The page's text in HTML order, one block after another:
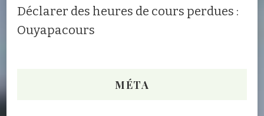
Déclarer des heures de cours perdues :
Ouyapacours
MÉTA